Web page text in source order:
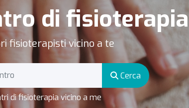
di fisioterapia
fisioterapisti vicino a te
Cerca
di fisioterapia vicino a me